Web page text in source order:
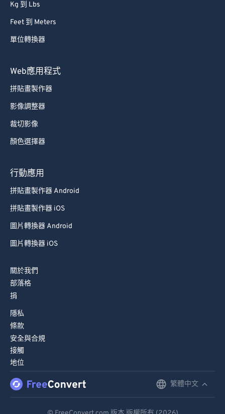
Kg 到 Lbs
Feet 到 Meters
單位轉換器
Web應用程式
拼貼畫製作器
影像調整器
裁切影像
顏色選擇器
行動應用
拼貼畫製作器 Android
拼貼畫製作器 iOS
圖片轉換器 Android
圖片轉換器 iOS
關於我們
部落格
捐
隱私
條款
安全與合規
接觸
地位
繁體中文